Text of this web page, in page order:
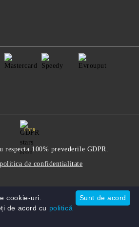
GDPR
respecta 100% prevederile GDPR.
de confidentialitate
Sunt de acord
cookie-uri.
de acord cu politică